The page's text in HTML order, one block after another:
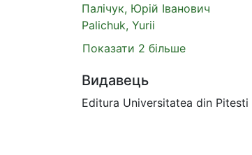
Палічук, Юрій Іванович
Palichuk, Yurii
Показати 2 більше
Видавець
Editura Universitatea din Pitesti